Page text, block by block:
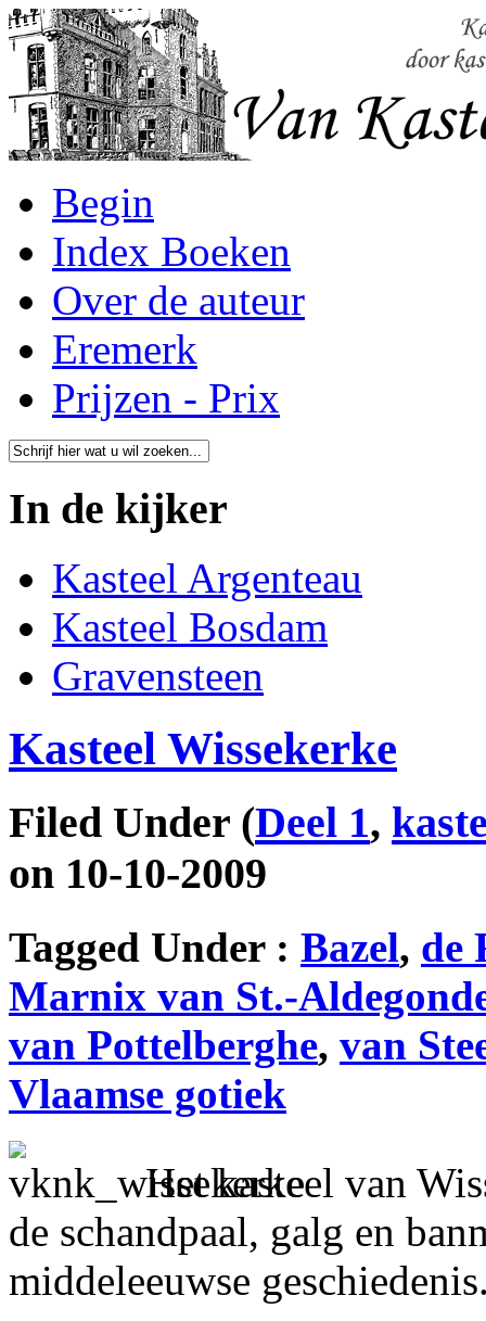
Begin
Index Boeken
Over de auteur
Eremerk
Prijzen - Prix
In de kijker
Kasteel Argenteau
Kasteel Bosdam
Gravensteen
Kasteel Wissekerke
Filed Under (Deel 1,
on 10-10-2009
Tagged Under : Bazel, de
Marnix van St.-
van Pottelberghe, van
Vlaamse gotiek
Het kasteel van
de schandpaal, galg en
middeleeuwse